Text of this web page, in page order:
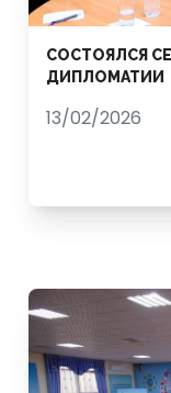
СОСТОЯЛСЯ
ДИПЛОМАТИИ
13/02/2026